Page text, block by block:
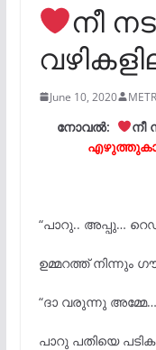
നീ
June 10, 2020
നോവൽ: നീ
“പാറു.. അപ്പു…
ഉമ്മറത്ത് നിന്നും
“ദാ വരുന്നു
പാറു പതിയെ